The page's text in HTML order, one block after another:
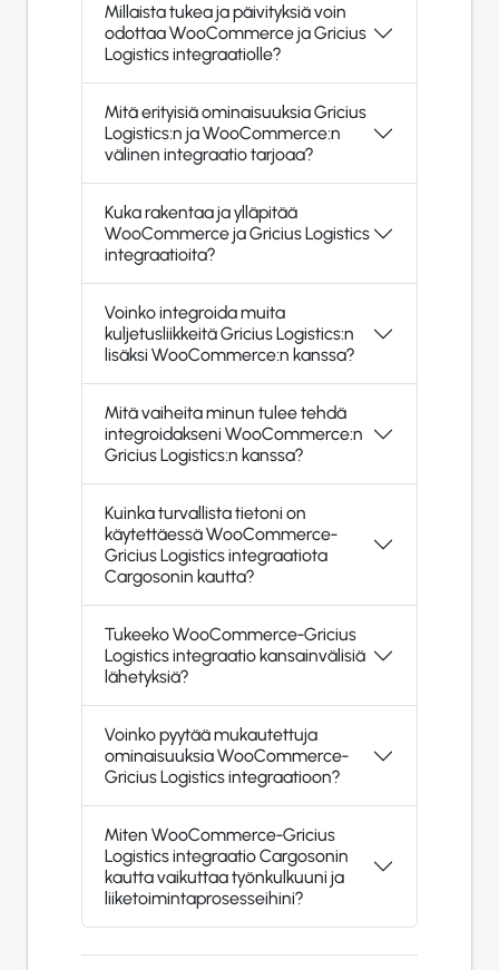
Millaista tukea ja päivityksiä voin
odottaa WooCommerce ja Gricius
Logistics integraatiolle?
Mitä erityisiä ominaisuuksia Gricius
Logistics:n ja WooCommerce:n
välinen integraatio tarjoaa?
Kuka rakentaa ja ylläpitää
WooCommerce ja Gricius Logistics
integraatioita?
Voinko integroida muita
kuljetusliikkeitä Gricius Logistics:n
lisäksi WooCommerce:n kanssa?
Mitä vaiheita minun tulee tehdä
integroidakseni WooCommerce:n
Gricius Logistics:n kanssa?
Kuinka turvallista tietoni on
käytettäessä WooCommerce-
Gricius Logistics integraatiota
Cargosonin kautta?
Tukeeko WooCommerce-Gricius
Logistics integraatio kansainvälisiä
lähetyksiä?
Voinko pyytää mukautettuja
ominaisuuksia WooCommerce-
Gricius Logistics integraatioon?
Miten WooCommerce-Gricius
Logistics integraatio Cargosonin
kautta vaikuttaa työnkulkuuni ja
liiketoimintaprosesseihini?